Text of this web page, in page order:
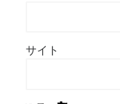
サイト